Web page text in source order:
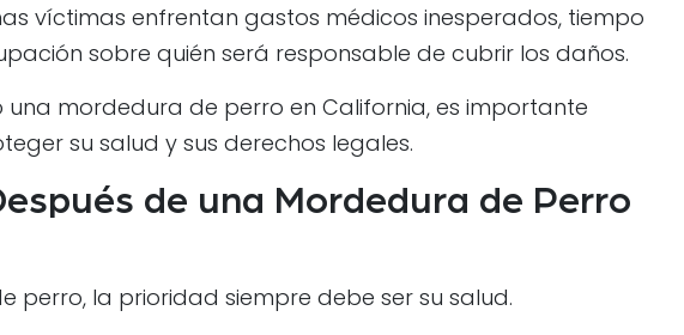
víctimas enfrentan gastos médicos inesperados, tiempo
sobre quién será responsable de cubrir los daños.
una mordedura de perro en California, es importante
su salud y sus derechos legales.
de una Mordedura de Perro
perro, la prioridad siempre debe ser su salud.